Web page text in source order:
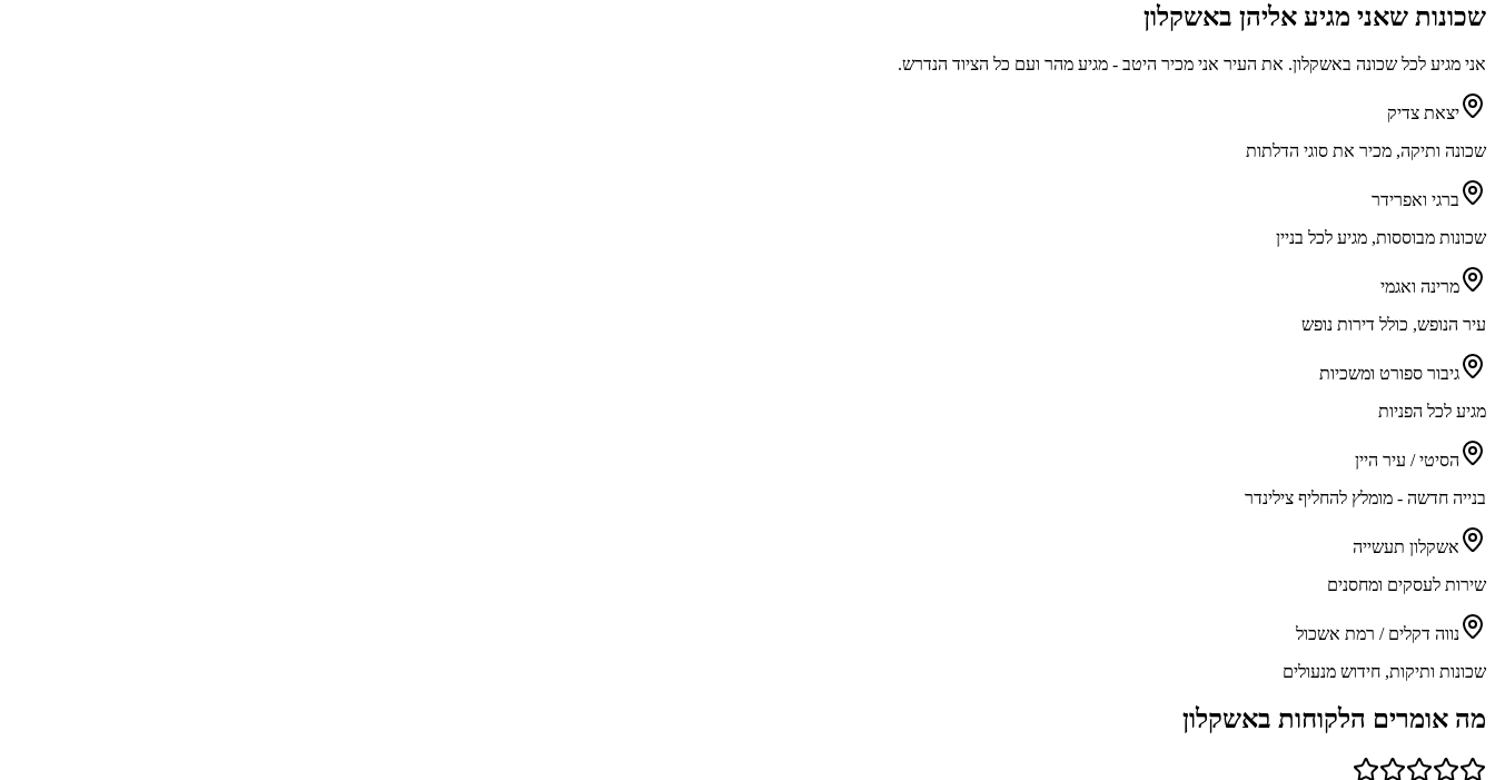
שכונות שאני מגיע אליהן באשקלון
אני מגיע לכל שכונה באשקלון. את העיר אני מכיר היטב - מגיע מהר ועם כל הציוד הנדרש.
יצאת צדיק
שכונה ותיקה, מכיר את סוגי הדלתות
ברגי ואפרידר
שכונות מבוססות, מגיע לכל בניין
מרינה ואגמי
עיר הנופש, כולל דירות נופש
גיבור ספורט ומשכיות
מגיע לכל הפניות
הסיטי / עיר היין
בנייה חדשה - מומלץ להחליף צילינדר
אשקלון תעשייה
שירות לעסקים ומחסנים
נווה דקלים / רמת אשכול
שכונות ותיקות, חידוש מנעולים
מה אומרים הלקוחות באשקלון